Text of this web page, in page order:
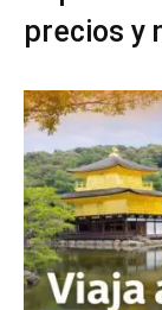
precios y